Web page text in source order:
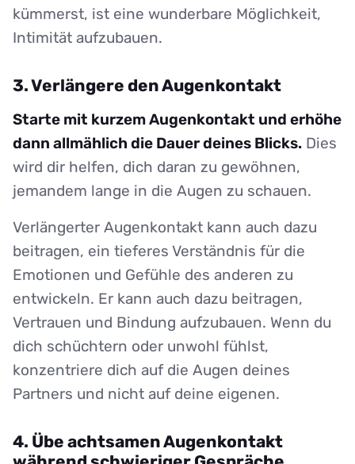
kümmerst, ist eine wunderbare Möglichkeit,
Intimität aufzubauen.
3. Verlängere den Augenkontakt
Starte mit kurzem Augenkontakt und erhöhe
dann allmählich die Dauer deines Blicks. Dies
wird dir helfen, dich daran zu gewöhnen,
jemandem lange in die Augen zu schauen.
Verlängerter Augenkontakt kann auch dazu
beitragen, ein tieferes Verständnis für die
Emotionen und Gefühle des anderen zu
entwickeln. Er kann auch dazu beitragen,
Vertrauen und Bindung aufzubauen. Wenn du
dich schüchtern oder unwohl fühlst,
konzentriere dich auf die Augen deines
Partners und nicht auf deine eigenen.
4. Übe achtsamen Augenkontakt